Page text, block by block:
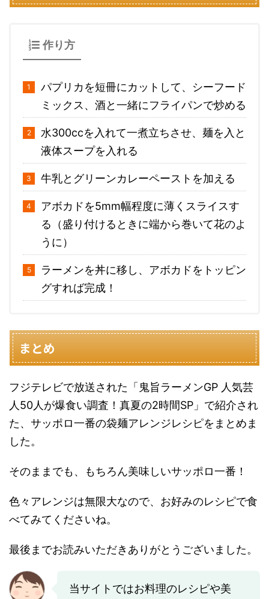
作り方
パプリカを短冊にカットして、シーフード
ミックス、酒と一緒にフライパンで炒める
水300ccを入れて一煮立ちさせ、麺を入と
液体スープを入れる
牛乳とグリーンカレーペーストを加える
アボカドを5mm幅程度に薄くスライスす
る（盛り付けるときに端から巻いて花のよ
うに）
ラーメンを丼に移し、アボカドをトッピン
グすれば完成！
まとめ
フジテレビで放送された 「鬼旨ラーメンGP 人気芸
人50人が爆食い調査！真夏の2時間SP」で紹介され
た、サッポロ一番の袋麺アレンジレシピをまとめま
した。
そのままでも、もちろん美味しいサッポロ一番！
色々アレンジは無限大なので、お好みのレシピで食
べてみてくださいね。
最後までお読みいただきありがとうございました。
当サイトではお料理のレシピや美